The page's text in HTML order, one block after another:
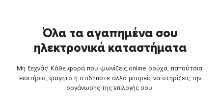
Όλα τα αγαπημένα σου
ηλεκτρονικά καταστήματα
Μη ξεχνάς! Κάθε φορά που ψωνίζεις online ρούχα, παπούτσια,
εισιτήρια, φαγητό ή οτιδήποτε άλλο μπορείς να στηρίζεις την
οργάνωσης της επιλογής σου.